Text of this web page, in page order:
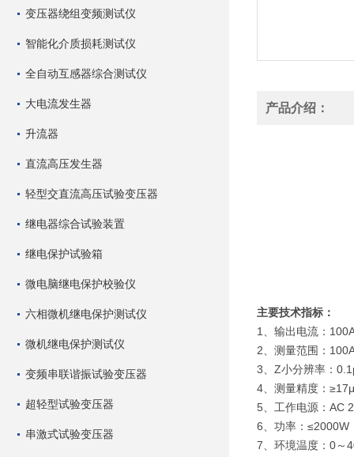
变压器绕组变频测试仪
智能化介质损耗测试仪
全自动互感器综合测试仪
大电流发生器
升流器
直流高压发生器
轻型交直流高压试验变压器
继电器综合试验装置
继电保护试验箱
微电脑继电保护校验仪
六相微机继电保护测试仪
微机继电保护测试仪
变频串联谐振试验变压器
超轻型试验变压器
串激式试验变压器
产品介绍：
主要技术指标：
1、输出电流：
2、测量范围：
3、Z小分辨率：
4、测量精度：
5、工作电源：AC
6、功率：≤2000W
7、环境温度：0～